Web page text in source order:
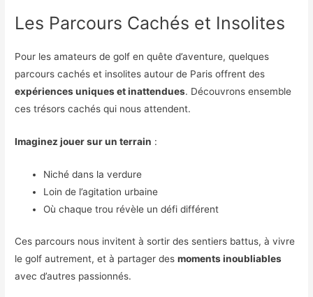
Les Parcours Cachés et Insolites
Pour les amateurs de golf en quête d’aventure, quelques
parcours cachés et insolites autour de Paris offrent des
expériences uniques et inattendues. Découvrons ensemble
ces trésors cachés qui nous attendent.
Imaginez jouer sur un terrain :
Niché dans la verdure
Loin de l’agitation urbaine
Où chaque trou révèle un défi différent
Ces parcours nous invitent à sortir des sentiers battus, à vivre
le golf autrement, et à partager desmoments inoubliables
avec d’autres passionnés.